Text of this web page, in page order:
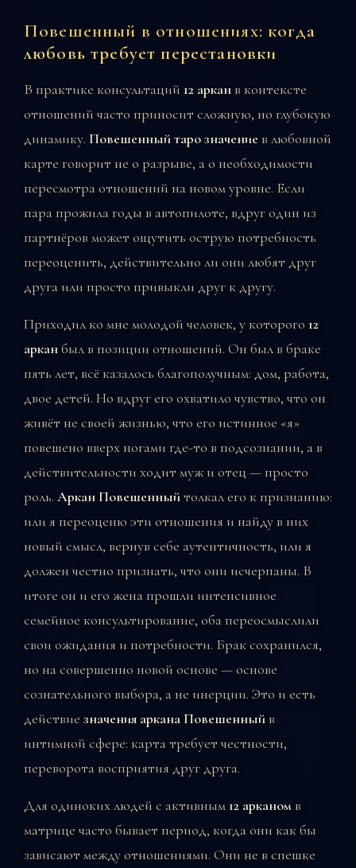
Повешенный в отношениях: когда
любовь требует перестановки
В практике консультаций 12 аркан в контексте
отношений часто приносит сложную, но глубокую
динамику. Повешенный таро значение в любовной
карте говорит не о разрыве, а о необходимости
пересмотра отношений на новом уровне. Если
пара прожила годы в автопилоте, вдруг один из
партнёров может ощутить острую потребность
переоценить, действительно ли они любят друг
друга или просто привыкли друг к другу.
Приходил ко мне молодой человек, у которого 12
арканбыл в позиции отношений. Он был в браке
пять лет, всё казалось благополучным: дом, работа,
двое детей. Но вдруг его охватило чувство, что он
живёт не своей жизнью, что его истинное «я»
повешено вверх ногами где-то в подсознании, а в
действительности ходит муж и отец — просто
роль. Аркан Повешенныйтолкал его к признанию:
или я переоценю эти отношения и найду в них
новый смысл, вернув себе аутентичность, или я
должен честно признать, что они исчерпаны. В
итоге он и его жена прошли интенсивное
семейное консультирование, оба переосмыслили
свои ожидания и потребности. Брак сохранился,
но на совершенно новой основе — основе
сознательного выбора, а не инерции. Это и есть
действие значения аркана Повешенный в
интимной сфере: карта требует честности,
переворота восприятия друг друга.
Для одиноких людей с активным12 арканом в
матрице часто бывает период, когда они как бы
зависают между отношениями. Они не в спешке